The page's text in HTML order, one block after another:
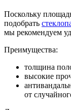
Поскольку
подобрать
мы рекомендуем
Преимущества:
толщина
высокие
от